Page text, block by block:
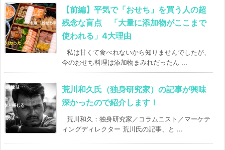
【前編】平気で「おせち」を買う人の超
残念な盲点 「大量に添加物がここまで
使われる」4大理由
私は甘くて食べれないから知りませんでしたが、
今のおせち料理は添加物まみれだったん ...
荒川和久氏（独身研究家）の記事が興味
深かったので紹介します！
荒川和久：独身研究家／コラムニスト／マーケテ
ィングディレクター 荒川氏の記事、と ...